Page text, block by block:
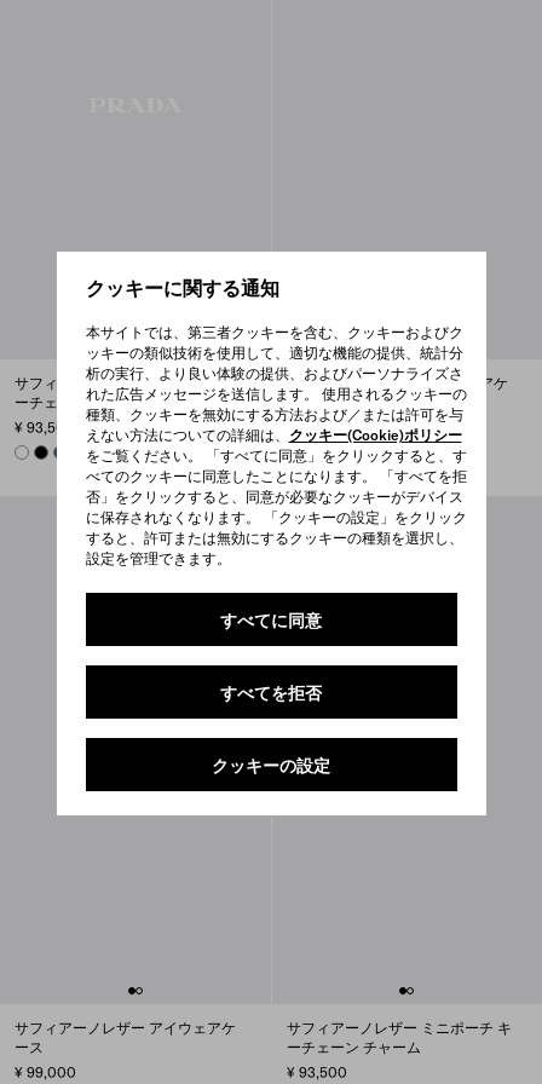
クッキーに関する通知
本サイトでは、第三者クッキーを含む、クッキーおよびク
ッキーの類似技術を使用して、適切な機能の提供、統計分
析の実行、より良い体験の提供、およびパーソナライズさ
れた広告メッセージを送信します。 使用されるクッキーの
種類、クッキーを無効にする方法および／または許可を与
えない方法についての詳細は、 クッキー(Cookie)ポリシー
をご覧ください。 「すべてに同意」をクリックすると、す
べてのクッキーに同意したことになります。 「すべてを拒
否」をクリックすると、同意が必要なクッキーがデバイス
に保存されなくなります。 「クッキーの設定」をクリック
すると、許可または無効にするクッキーの種類を選択し、
設定を管理できます。
すべてに同意
すべてを拒否
クッキーの設定
サフィアーノレザー ミニポーチ キ
ーチェーン チャーム
¥ 93,500
WHITEBLACKAVIATION BLUE
SMOKE/AVIATION BLUE
サフィアーノレザー アイウェアケ
ース
¥ 99,000
SMOKY GRAY
BLACKCHALK WHITE
AVIATION BLUE
サフィアーノレザー アイウェアケ
ース
¥ 99,000
サフィアーノレザー ミニポーチ キ
ーチェーン チャーム
¥ 93,500